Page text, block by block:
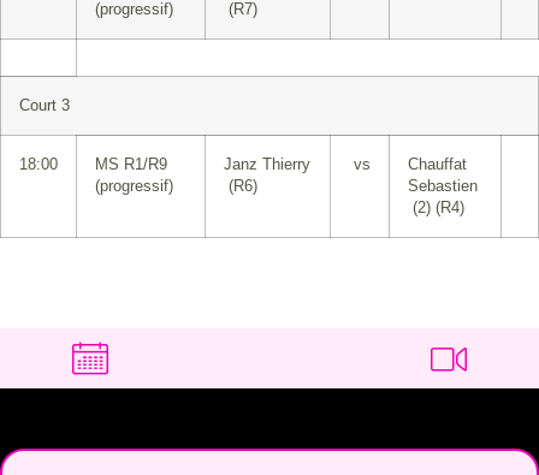
(progressif)
(R7)
Court 3
18:00
MS R1/R9
(progressif)
Janz Thierry
(R6)
vs
Chauffat
Sebastien
(2) (R4)